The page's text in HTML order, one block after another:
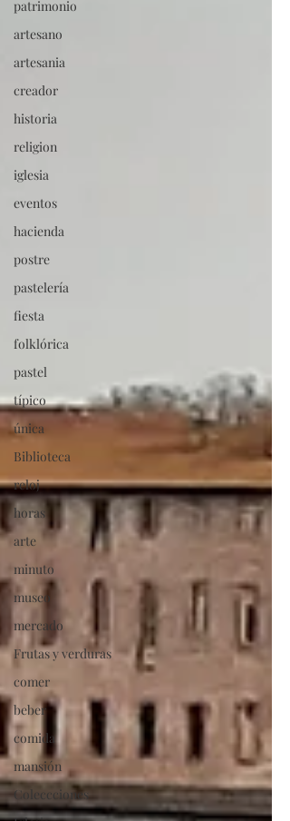
patrimonio
artesano
artesania
creador
historia
religion
iglesia
eventos
hacienda
postre
pastelería
fiesta
folklórica
pastel
típico
única
Biblioteca
reloj
horas
arte
minuto
museo
mercado
Frutas y verduras
comer
beber
comida
mansión
Coleccciones